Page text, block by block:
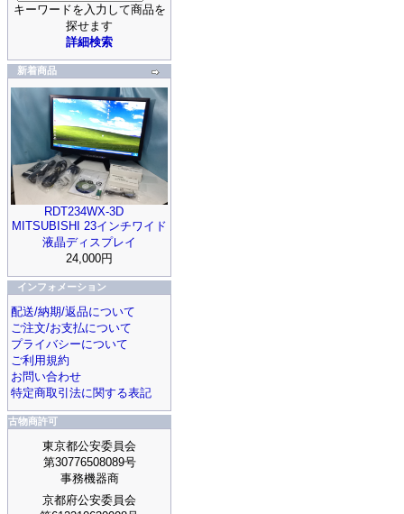
キーワードを入力して商品を
探せます
詳細検索
新着商品
RDT234WX-3D
MITSUBISHI 23インチワイド
液晶ディスプレイ
24,000円
インフォメーション
配送/納期/返品について
ご注文/お支払について
プライバシーについて
ご利用規約
お問い合わせ
特定商取引法に関する表記
古物商許可
東京都公安委員会
第30776508089号
事務機器商
京都府公安委員会